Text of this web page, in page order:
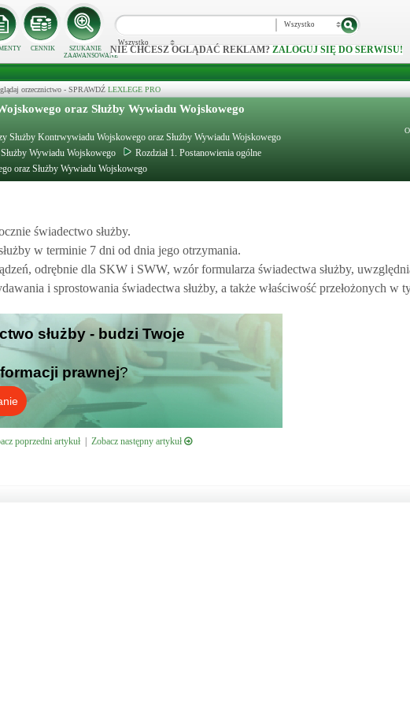
CENNIK
SZUKANIE
ZAAWANSOWANE
Wszystko
Wszystko
NIE CHCESZ OGLĄDAĆ REKLAM? ZALOGUJ SIĘ DO SERWISU!
orzecznictwo - SPRAWDŹ LEXLEGE PRO
oraz Służby Wywiadu Wojskowego
Służby Kontrwywiadu Wojskowego oraz Służby Wywiadu Wojskowego
Wywiadu Wojskowego
Rozdział 1. Postanowienia ogólne
oraz Służby Wywiadu Wojskowego
świadectwo służby.
w terminie 7 dni od dnia jego otrzymania.
odrębnie dla SKW i SWW, wzór formularza świadectwa służby,
i sprostowania świadectwa służby, a także właściwość przełożonych w
służby - budzi Twoje
prawnej?
poprzedni artykuł| Zobacz następny artykuł